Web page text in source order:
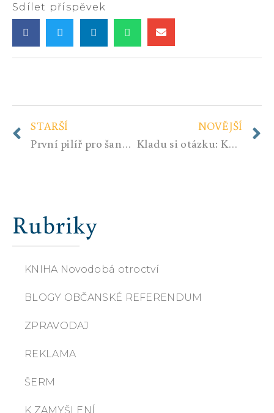
Sdílet příspěvek
STARŠÍ
První pilíř pro šanci na úspěch a zlepšení našeho světa kolem je naučit se tomu, co se děje, rozumět.
NOVĚJŠÍ
Kladu si otázku: Kdo je vlastně tento člověk, Babiš? Jaký má cíl, nebo snad úkol?
Rubriky
KNIHA Novodobá otroctví
BLOGY OBČANSKÉ REFERENDUM
ZPRAVODAJ
REKLAMA
ŠERM
K ZAMYŠLENÍ